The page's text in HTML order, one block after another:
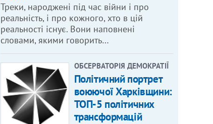
Треки, народжені під час війни і про
реальність, і про кожного, хто в цій
реальності існує. Вони наповнені
словами, якими говорить…
ОБСЕРВАТОРІЯ ДЕМОКРАТІЇ
Політичний портрет
воюючої Харківщини:
ТОП-5 політичних
трансформацій